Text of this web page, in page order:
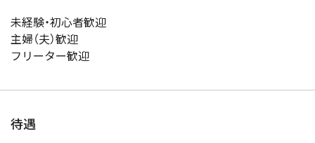
未経験・初心者歓迎
主婦（夫）歓迎
フリーター歓迎
待遇